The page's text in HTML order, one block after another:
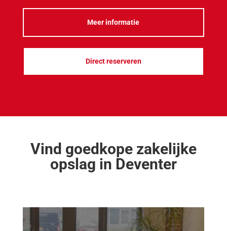
Meer informatie
Direct reserveren
Vind goedkope zakelijke
opslag in Deventer